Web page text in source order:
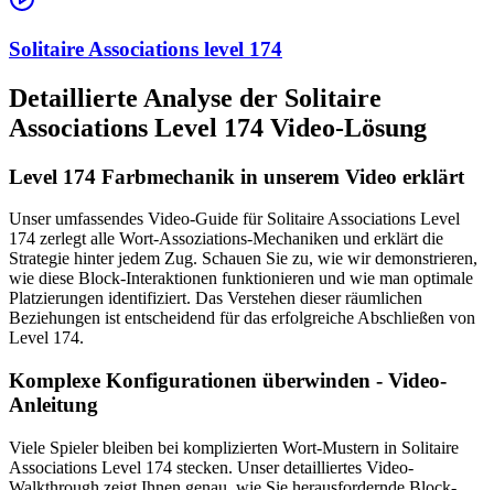
174
Detaillierte Analyse der Solitaire
Associations Level 174 Video-Lösung
Level 174 Farbmechanik in unserem Video erklärt
Unser umfassendes Video-Guide für Solitaire Associations Level
174 zerlegt alle Wort-Assoziations-Mechaniken und erklärt die
Strategie hinter jedem Zug. Schauen Sie zu, wie wir demonstrieren,
wie diese Block-Interaktionen funktionieren und wie man optimale
Platzierungen identifiziert. Das Verstehen dieser räumlichen
Beziehungen ist entscheidend für das erfolgreiche Abschließen von
Level 174.
Komplexe Konfigurationen überwinden - Video-
Anleitung
Viele Spieler bleiben bei komplizierten Wort-Mustern in Solitaire
Associations Level 174 stecken. Unser detailliertes Video-